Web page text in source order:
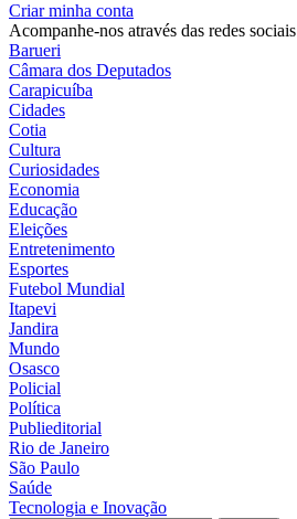
Criar minha conta
Acompanhe-nos através das redes sociais
Barueri
Câmara dos Deputados
Carapicuíba
Cidades
Cotia
Cultura
Curiosidades
Economia
Educação
Eleições
Entretenimento
Esportes
Futebol Mundial
Itapevi
Jandira
Mundo
Osasco
Policial
Política
Publieditorial
Rio de Janeiro
São Paulo
Saúde
Tecnologia e Inovação